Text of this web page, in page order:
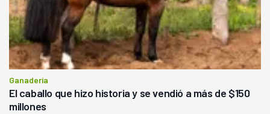
Ganadería
El caballo que hizo historia y se vendió a más de $150
millones